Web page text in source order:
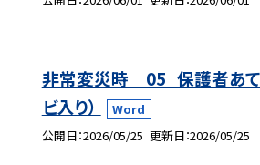
非常変災時 05_保護者あて
ビ入り）
Word
公開日 2026/05/25 更新日 2026/05/25